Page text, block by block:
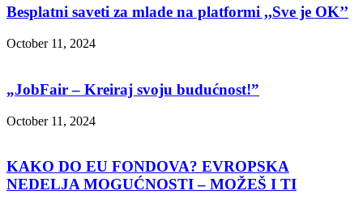
Besplatni saveti za mlade na platformi ,,Sve je OK’’
October 11, 2024
„JobFair – Kreiraj svoju budućnost!”
October 11, 2024
KAKO DO EU FONDOVA? EVROPSKA
NEDELJA MOGUĆNOSTI – MOŽEŠ I TI